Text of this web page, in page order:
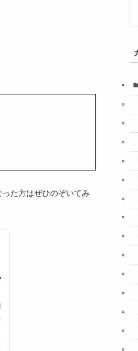
た方はぜひのぞいてみ